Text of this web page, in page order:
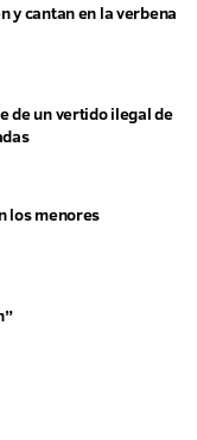
y cantan en la verbena
de un vertido ilegal de
los menores